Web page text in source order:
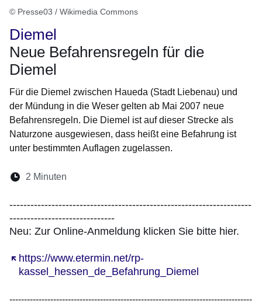
© Presse03 / Wikimedia Commons
Diemel
Neue Befahrensregeln für die
Diemel
Für die Diemel zwischen Haueda (Stadt Liebenau) und
der Mündung in die Weser gelten ab Mai 2007 neue
Befahrensregeln. Die Diemel ist auf dieser Strecke als
Naturzone ausgewiesen, dass heißt eine Befahrung ist
unter bestimmten Auflagen zugelassen.
Lesedauer:
2 Minuten
---------------------------------------------------------------------
------------------------------
Neu: Zur Online-Anmeldung klicken Sie bitte hier.
https://www.etermin.net/rp-
kassel_hessen_de_Befahrung_Diemel
Öffnet sich in einem neuen Fenster
-----------------------------------------------------------------------------------